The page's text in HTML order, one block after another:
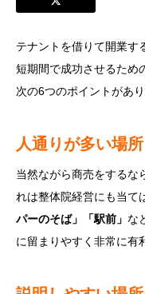
テナントを借りて開業す
短期間で成功させるため
次の6つのポイントがあり
人通りが多い場所
当然ながら商売をするな
れは整体院経営にも当て
パーのそば」「駅前」 な
に留まりやすく非常に有